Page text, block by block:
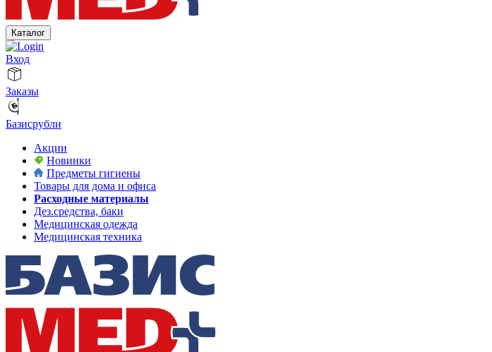
Каталог
Вход
Заказы
Базисрубли
Акции
Новинки
Предметы гигиены
Товары для дома и офиса
Расходные материалы
Дез.средства, баки
Медицинская одежда
Медицинская техника